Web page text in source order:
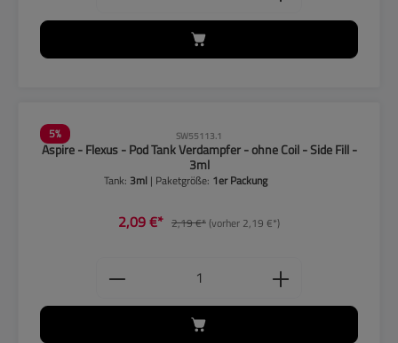
5% SW55113.1
Aspire - Flexus - Pod Tank Verdampfer - ohne Coil - Side Fill -
3ml
Tank: 3ml | Paketgröße: 1er Packung
2,09 €* 2,19 €*(vorher 2,19 €*)
Produkt Anzahl: Gib den